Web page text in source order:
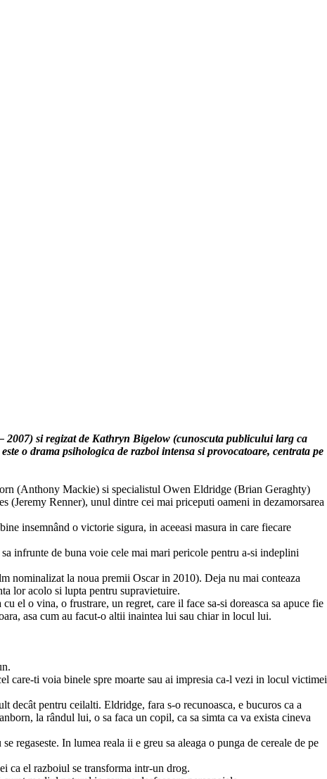
si regizat de Kathryn Bigelow (cunoscuta publicului larg ca
o drama psihologica de razboi intensa si provocatoare, centrata pe
(Anthony Mackie) si specialistul Owen Eldridge (Brian Geraghty)
Renner), unul dintre cei mai priceputi oameni in dezamorsarea
insemnând o victorie sigura, in aceeasi masura in care fiecare
infrunte de buna voie cele mai mari pericole pentru a-si indeplini
nominalizat la noua premii Oscar in 2010). Deja nu mai conteaza
lor acolo si lupta pentru supravietuire.
el o vina, o frustrare, un regret, care il face sa-si doreasca sa apuce fie
asa cum au facut-o altii inaintea lui sau chiar in locul lui.
care-ti voia binele spre moarte sau ai impresia ca-l vezi in locul victimei
decât pentru ceilalti. Eldridge, fara s-o recunoasca, e bucuros ca a
la rândul lui, o sa faca un copil, ca sa simta ca va exista cineva
regaseste. In lumea reala ii e greu sa aleaga o punga de cereale de pe
ca el razboiul se transforma intr-un drog.